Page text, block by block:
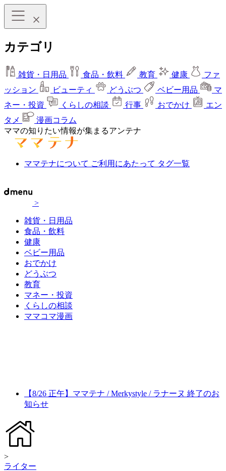
カテゴリ
雑貨・日用品 食品・飲料 教育 健康
ファ
ッション
ビューティ どうぶつ ベビー用品
マ
ネー・投資
くらしの相談 行事 おでかけ
エン
タメ
漫画コラム
ママの知りたい情報が集まるアンテナ
ママテナについて ご利用にあたって タグ一覧
>
雑貨・日用品
食品・飲料
健康
ベビー用品
おでかけ
どうぶつ
教育
マネー・投資
くらしの相談
ママコマ漫画
【8/26 正午】ママテナ / Merkystyle / ラナーヌ 終了のお
知らせ
>
ライター